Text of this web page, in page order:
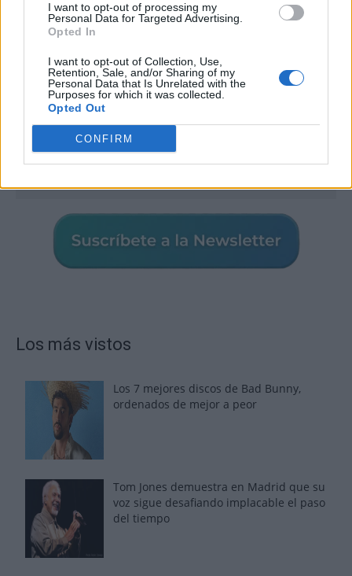
I want to opt-out of processing my
Personal Data for Targeted Advertising.
Opted In
I want to opt-out of Collection, Use,
Retention, Sale, and/or Sharing of my
Personal Data that Is Unrelated with the
Purposes for which it was collected.
Opted Out
CONFIRM
Los más vistos
Los 7 mejores discos de Bad Bunny,
ordenados de mejor a peor
Tom Jones demuestra en Madrid que su
voz sigue desafiando implacable el paso
del tiempo